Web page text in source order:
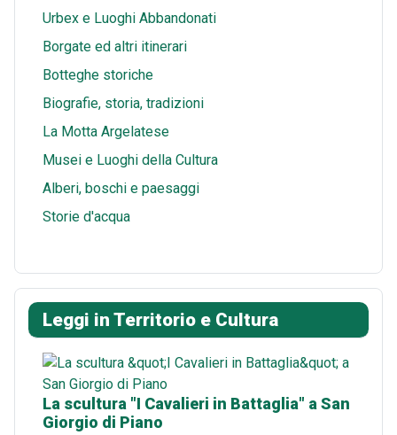
Urbex e Luoghi Abbandonati
Borgate ed altri itinerari
Botteghe storiche
Biografie, storia, tradizioni
La Motta Argelatese
Musei e Luoghi della Cultura
Alberi, boschi e paesaggi
Storie d'acqua
Leggi in Territorio e Cultura
La scultura "I Cavalieri in Battaglia" a San
Giorgio di Piano